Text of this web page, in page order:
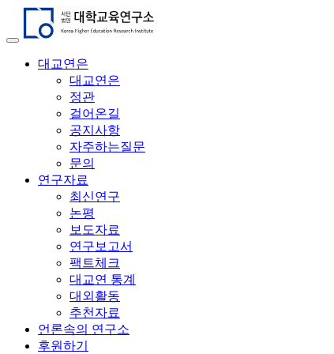
대교연은
대교연은
정관
걸어온길
공지사항
자주하는질문
문의
연구자료
최신연구
논평
보도자료
연구보고서
팩트체크
대교연 통계
대외활동
추천자료
언론속의 연구소
후원하기